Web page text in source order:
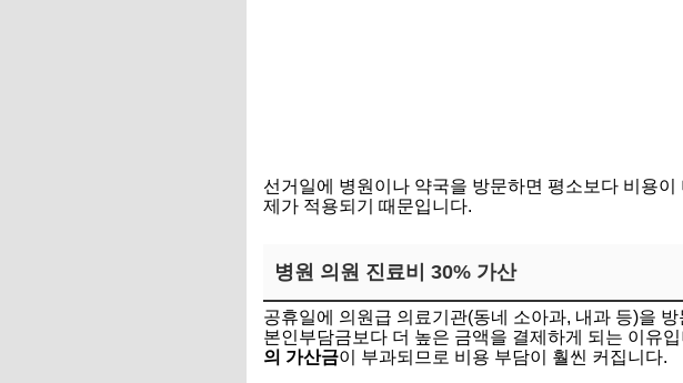
선거일에 병원이나 약국을 방문하면 평소보다 비용
제가 적용되기 때문입니다.
병원 의원 진료비 30% 가산
공휴일에 의원급 의료기관(동네 소아과, 내과 등)을
본인부담금보다 더 높은 금액을 결제하게 되는 이유
의 가산금이 부과되므로 비용 부담이 훨씬 커집니다.